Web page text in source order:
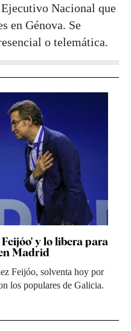
Nacional que
en Génova. Se
o telemática.
y lo libera para
Madrid
Feijóo, solventa hoy por
los populares de Galicia.